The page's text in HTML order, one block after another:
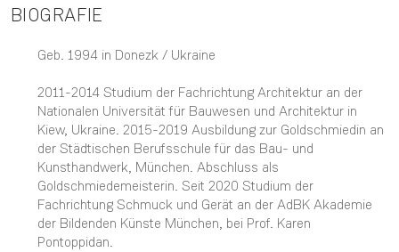
BIOGRAFIE
Geb. 1994 in Donezk / Ukraine
2011-2014 Studium der Fachrichtung Architektur an der
Nationalen Universität für Bauwesen und Architektur in
Kiew, Ukraine. 2015-2019 Ausbildung zur Goldschmiedin an
der Städtischen Berufsschule für das Bau- und
Kunsthandwerk, München. Abschluss als
Goldschmiedemeisterin. Seit 2020 Studium der
Fachrichtung Schmuck und Gerät an der AdBK Akademie
der Bildenden Künste München, bei Prof. Karen
Pontoppidan.